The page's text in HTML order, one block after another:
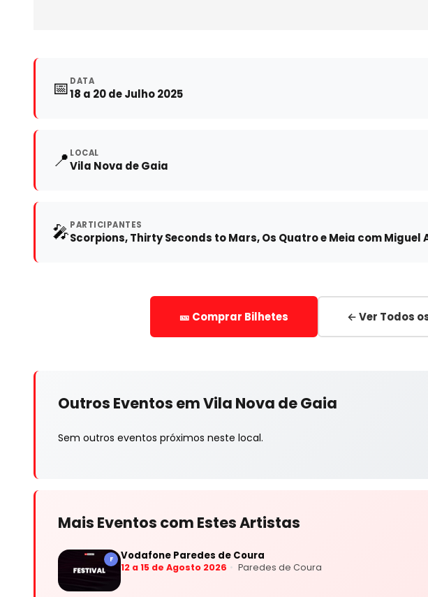
📅 DATA
18 a 20 de Julho 2025
📍 LOCAL
Vila Nova de Gaia
🎤PARTICIPANTES
Scorpions, Thirty Seconds to Mars, Os Quatro e Meia com
🎫 Comprar Bilhetes ← Ver Todos
Outros Eventos em Vila Nova de Gaia
Sem outros eventos próximos neste local.
Mais Eventos com Estes Artistas
F Vodafone Paredes de Coura
12 a 15 de Agosto 2026 Paredes de Coura